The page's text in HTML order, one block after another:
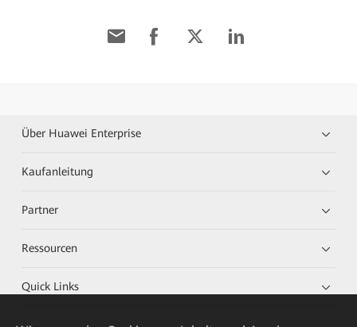
Über Huawei Enterprise
Kaufanleitung
Partner
Ressourcen
Quick Links